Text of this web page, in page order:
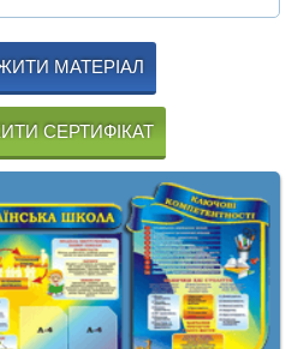
МАТЕРІАЛ
СЕРТИФІКАТ